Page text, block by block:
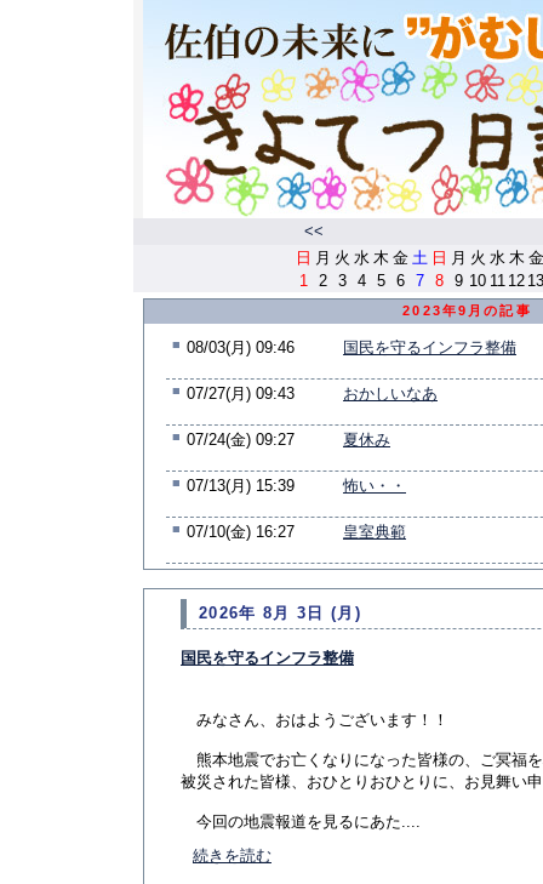
<<
日 月 火 水 木 金 土 日 月 火 水 木 金
1
2 3 4 5 6 7 8 9 10 11 12 13
2023年9月の記事
■ 08/03(月) 09:46 国民を守るインフラ整備
■ 07/27(月) 09:43 おかしいなあ
■ 07/24(金) 09:27 夏休み
■ 07/13(月) 15:39 怖い・・
■ 07/10(金) 16:27 皇室典範
2026年 8月 3日 (月)
国民を守るインフラ整備
みなさん、おはようございます！！
熊本地震でお亡くなりになった皆様の、ご冥福
被災された皆様、おひとりおひとりに、お見舞い
今回の地震報道を見るにあた....
続きを読む